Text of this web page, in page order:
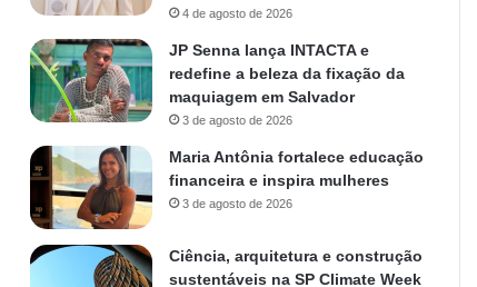
4 de agosto de 2026
JP Senna lança INTACTA e
redefine a beleza da fixação da
maquiagem em Salvador
3 de agosto de 2026
Maria Antônia fortalece educação
financeira e inspira mulheres
3 de agosto de 2026
Ciência, arquitetura e construção
sustentáveis na SP Climate Week